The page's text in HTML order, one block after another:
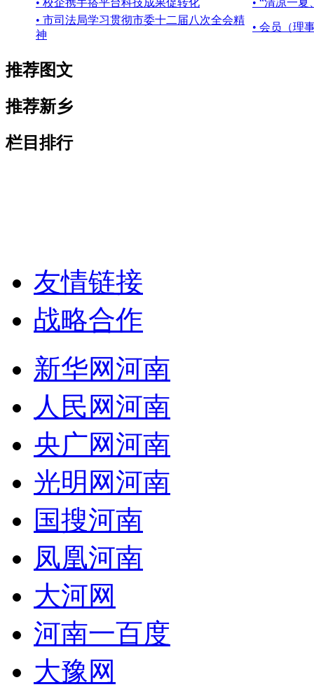
• 校企携手搭平台科技成果促转化
• “清凉一
• 市司法局学习贯彻市委十二届八次全会精
神
• 会员（理
推荐图文
推荐新乡
栏目排行
友情链接
战略合作
新华网河南
人民网河南
央广网河南
光明网河南
国搜河南
凤凰河南
大河网
河南一百度
大豫网